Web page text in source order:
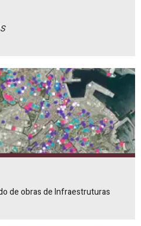
de obras de Infraestruturas